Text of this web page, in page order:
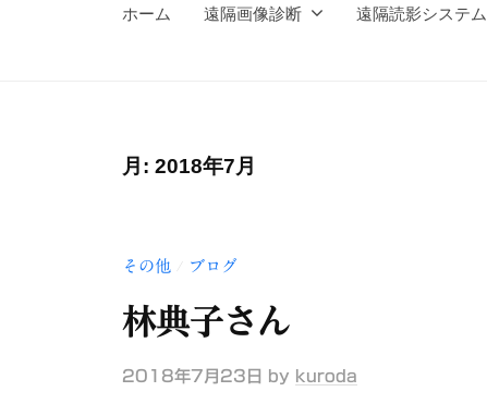
ミ
ー
ホーム 遠隔画像診断 遠隔読影システム
月: 2018年7月
その他 ブログ
林典子さん
2018年7月23日 by kuroda
ケ
（